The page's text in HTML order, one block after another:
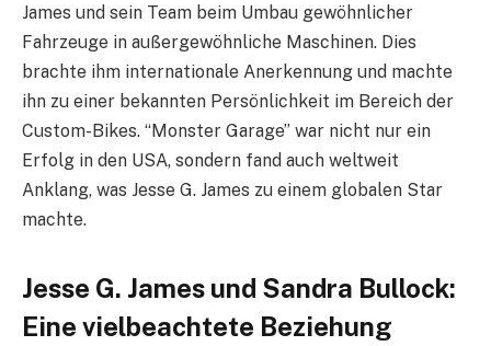
James und sein Team beim Umbau gewöhnlicher
Fahrzeuge in außergewöhnliche Maschinen. Dies
brachte ihm internationale Anerkennung und machte
ihn zu einer bekannten Persönlichkeit im Bereich der
Custom-Bikes. “Monster Garage” war nicht nur ein
Erfolg in den USA, sondern fand auch weltweit
Anklang, was Jesse G. James zu einem globalen Star
machte.
Jesse G. James und Sandra Bullock:
Eine vielbeachtete Beziehung